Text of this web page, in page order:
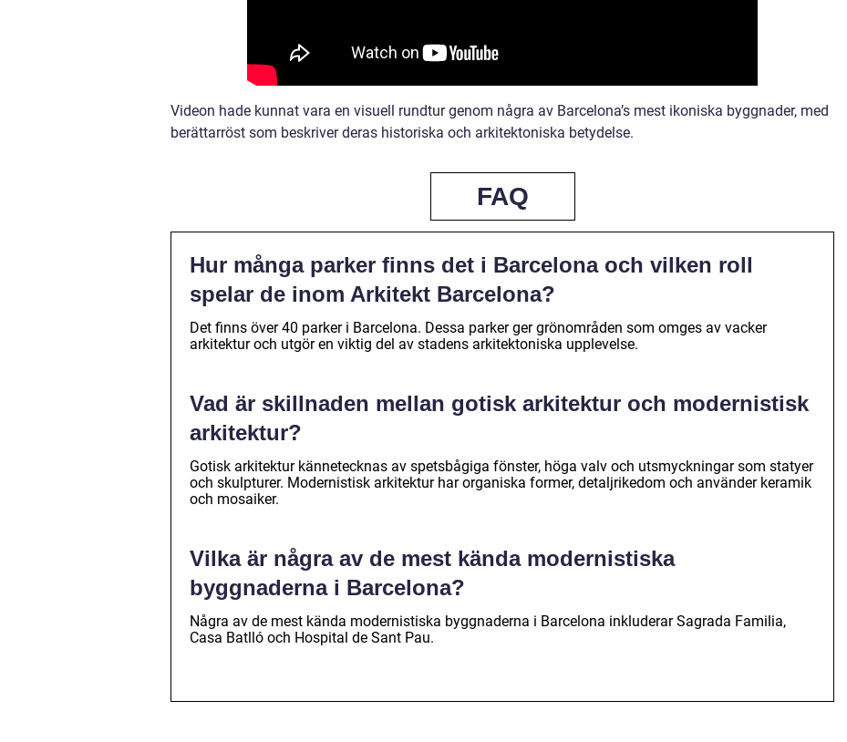
Videon hade kunnat vara en visuell rundtur genom några av Barcelona’s mest ikoniska byggnader, med
berättarröst som beskriver deras historiska och arkitektoniska betydelse.
FAQ
Hur många parker finns det i Barcelona och vilken roll
spelar de inom Arkitekt Barcelona?
Det finns över 40 parker i Barcelona. Dessa parker ger grönområden som omges av vacker
arkitektur och utgör en viktig del av stadens arkitektoniska upplevelse.
Vad är skillnaden mellan gotisk arkitektur och modernistisk
arkitektur?
Gotisk arkitektur kännetecknas av spetsbågiga fönster, höga valv och utsmyckningar som statyer
och skulpturer. Modernistisk arkitektur har organiska former, detaljrikedom och använder keramik
och mosaiker.
Vilka är några av de mest kända modernistiska
byggnaderna i Barcelona?
Några av de mest kända modernistiska byggnaderna i Barcelona inkluderar Sagrada Familia,
Casa Batlló och Hospital de Sant Pau.